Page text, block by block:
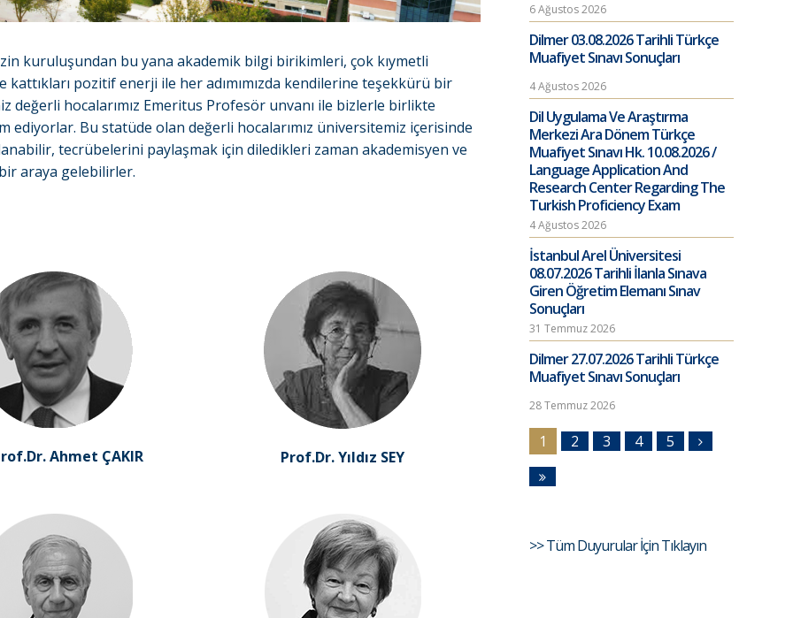
kuruluşundan bu yana akademik bilgi birikimleri, çok kıymetli
kattıkları pozitif enerji ile her adımımızda kendilerine teşekkürü bir
değerli hocalarımız Emeritus Profesör unvanı ile bizlerle birlikte
ediyorlar. Bu statüde olan değerli hocalarımız üniversitemiz içerisinde
tecrübelerini paylaşmak için diledikleri zaman akademisyen ve
araya gelebilirler.
Ahmet ÇAKIR Prof.Dr. Yıldız SEY
6 Ağustos 2026
Dilmer 03.08.2026 Tarihli Türkçe
Muafiyet Sınavı Sonuçları
4 Ağustos 2026
Dil Uygulama Ve Araştırma
Merkezi Ara Dönem Türkçe
Muafiyet Sınavı Hk. 10.08.2026 /
Language Application And
Research Center Regarding The
Turkish Proficiency Exam
4 Ağustos 2026
İstanbul Arel Üniversitesi
08.07.2026 Tarihli İlanla Sınava
Giren Öğretim Elemanı Sınav
Sonuçları
31 Temmuz 2026
Dilmer 27.07.2026 Tarihli Türkçe
Muafiyet Sınavı Sonuçları
28 Temmuz 2026
1 2 3 4 5
>> Tüm Duyurular İçin Tıklayın